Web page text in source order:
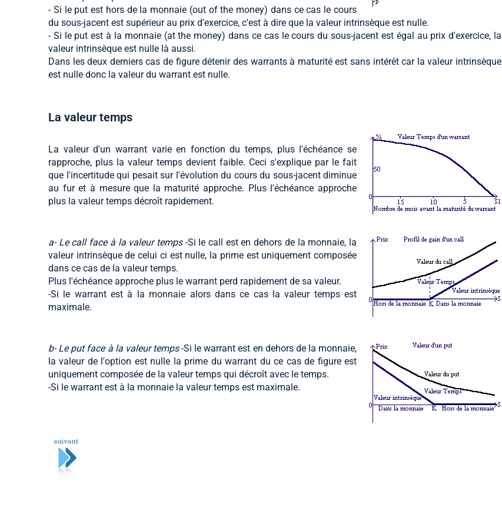
- Si le put est hors de la monnaie (out of the money) dans ce cas le cours
du sous-jacent est supérieur au prix d'exercice, c'est à dire que la valeur intrinsèque est nulle.
- Si le put est à la monnaie (at the money) dans ce cas le cours du sous-jacent est égal au prix d'exercice, la
valeur intrinsèque est nulle là aussi.
Dans les deux derniers cas de figure détenir des warrants à maturité est sans intérêt car la valeur intrinsèque
est nulle donc la valeur du warrant est nulle.
La valeur temps
La valeur d'un warrant varie en fonction du temps, plus l'échéance se
rapproche, plus la valeur temps devient faible. Ceci s'explique par le fait
que l'incertitude qui pesait sur l'évolution du cours du sous-jacent diminue
au fur et à mesure que la maturité approche. Plus l'échéance approche
plus la valeur temps décroît rapidement.
a- Le call face à la valeur temps -Si le call est en dehors de la monnaie, la
valeur intrinsèque de celui ci est nulle, la prime est uniquement composée
dans ce cas de la valeur temps.
Plus l'échéance approche plus le warrant perd rapidement de sa valeur.
-Si le warrant est à la monnaie alors dans ce cas la valeur temps est
maximale.
b- Le put face à la valeur temps -Si le warrant est en dehors de la monnaie,
la valeur de l'option est nulle la prime du warrant du ce cas de figure est
uniquement composée de la valeur temps qui décroît avec le temps.
-Si le warrant est à la monnaie la valeur temps est maximale.